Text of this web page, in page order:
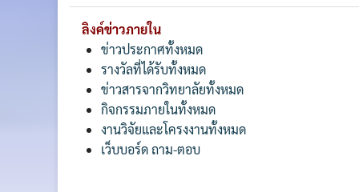
ลิงค์ข่าวภายใน
ข่าวประกาศทั้งหมด
รางวัลที่ได้รับทั้งหมด
ข่าวสารจากวิทยาลัยทั้งหมด
กิจกรรมภายในทั้งหมด
งานวิจัยและโครงงานทั้งหมด
เว็บบอร์ด ถาม-ตอบ